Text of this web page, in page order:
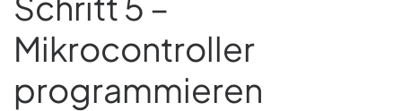
Mikrocontroller
programmieren